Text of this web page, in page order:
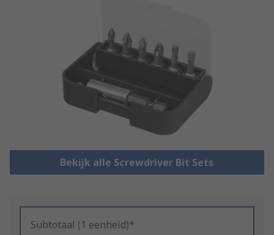
Bekijk alle Screwdriver Bit Sets
Subtotaal (1 eenheid)*